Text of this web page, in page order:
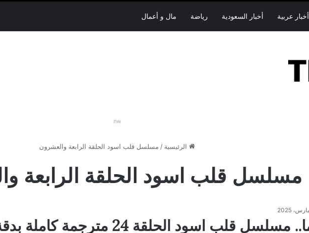
أخبار عربية أخبار السعودية رياضة مال و أعمال
nw
الرئيسية / مسلسل قلب اسود الحلقة الرابعة والعشرون
مسلسل قلب اسود الحلقة الرابعة